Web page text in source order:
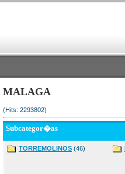
MALAGA
(Hits: 2293802)
Subcategor�as
TORREMOLINOS (46)